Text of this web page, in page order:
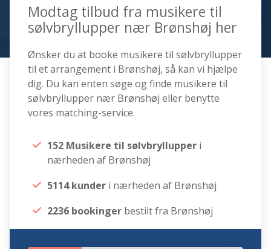
Modtag tilbud fra musikere til
sølvbryllupper nær Brønshøj her
Ønsker du at booke musikere til sølvbryllupper
til et arrangement i Brønshøj, så kan vi hjælpe
dig. Du kan enten søge og finde musikere til
sølvbryllupper nær Brønshøj eller benytte
vores matching-service.
152 Musikere til sølvbryllupper i
nærheden af Brønshøj
5114 kunder i nærheden af Brønshøj
2236 bookinger bestilt fra Brønshøj